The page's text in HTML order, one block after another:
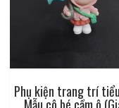
Phụ kiện trang trí
Mẫu cô bé cầm ô